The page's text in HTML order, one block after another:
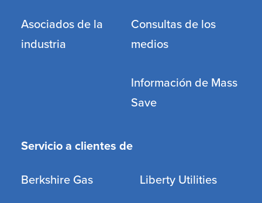
Asociados de la
industria
Consultas de los
medios
Información de Mass
Save
Servicio a clientes de
Berkshire Gas Liberty Utilities